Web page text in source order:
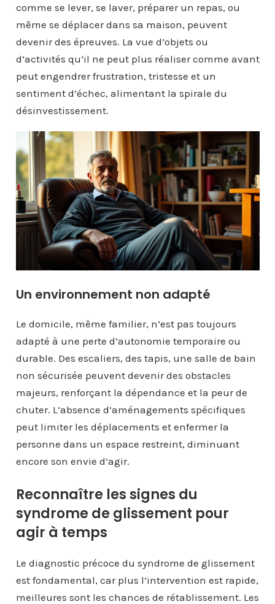
comme se lever, se laver, préparer un repas, ou
même se déplacer dans sa maison, peuvent
devenir des épreuves. La vue d’objets ou
d’activités qu’il ne peut plus réaliser comme avant
peut engendrer frustration, tristesse et un
sentiment d’échec, alimentant la spirale du
désinvestissement.
Un environnement non adapté
Le domicile, même familier, n’est pas toujours
adapté à une perte d’autonomie temporaire ou
durable. Des escaliers, des tapis, une salle de bain
non sécurisée peuvent devenir des obstacles
majeurs, renforçant la dépendance et la peur de
chuter. L’absence d’aménagements spécifiques
peut limiter les déplacements et enfermer la
personne dans un espace restreint, diminuant
encore son envie d’agir.
Reconnaître les signes du
syndrome de glissement pour
agir à temps
Le diagnostic précoce du syndrome de glissement
est fondamental, car plus l’intervention est rapide,
meilleures sont les chances de rétablissement. Les